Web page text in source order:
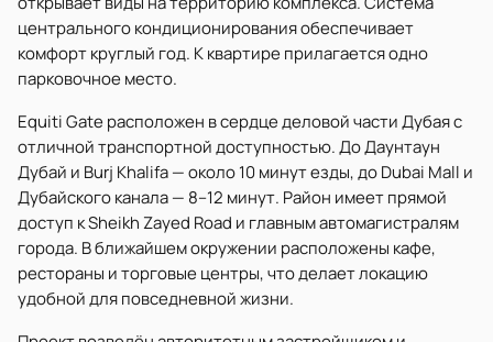
центрального кондиционирования обеспечивает
комфорт круглый год. К квартире прилагается одно
парковочное место.
Equiti Gate расположен в сердце деловой части Дубая с
отличной транспортной доступностью. До Даунтаун
Дубай и Burj Khalifa — около 10 минут езды, до Dubai Mall и
Дубайского канала — 8–12 минут. Район имеет прямой
доступ к Sheikh Zayed Road и главным автомагистралям
города. В ближайшем окружении расположены кафе,
рестораны и торговые центры, что делает локацию
удобной для повседневной жизни.